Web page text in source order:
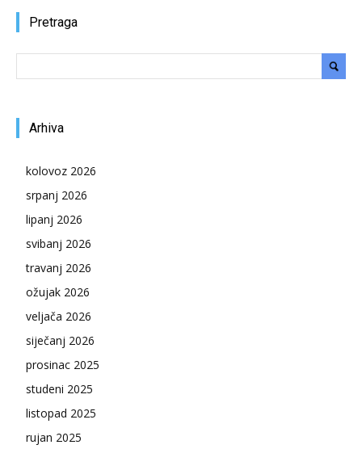
Pretraga
Arhiva
kolovoz 2026
srpanj 2026
lipanj 2026
svibanj 2026
travanj 2026
ožujak 2026
veljača 2026
siječanj 2026
prosinac 2025
studeni 2025
listopad 2025
rujan 2025